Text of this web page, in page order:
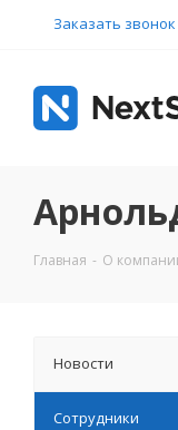
Заказать звонок
Главная - О
Новости
Сотрудники